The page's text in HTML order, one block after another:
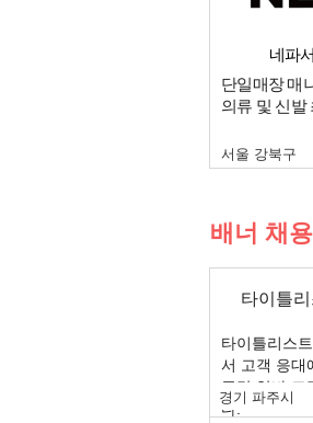
네파
단일매장 매
의류 및 신발
다..
서울 강북구
배너 채
타이틀
타이틀리스
서 고객 응대
주말 알바 고
다.
경기 파주시